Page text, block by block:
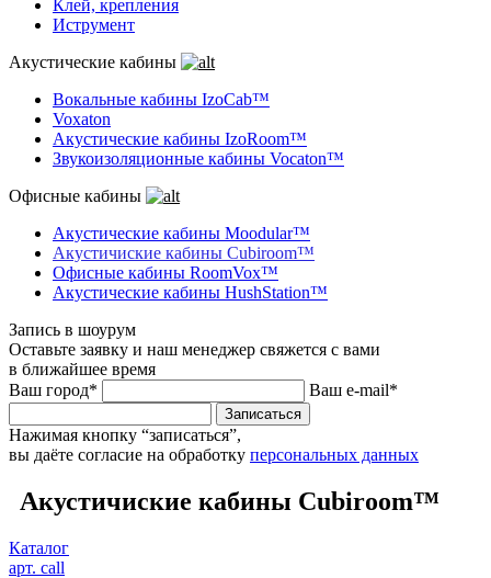
Клей, крепления
Иструмент
Акустические кабины
Вокальные кабины IzoCab™
Voxaton
Акустические кабины IzoRoom™
Звукоизоляционные кабины Vocaton™
Офисные кабины
Акустические кабины Moodular™
Акустичиские кабины Cubiroom™
Офисные кабины RoomVox™
Акустические кабины HushStation™
Запись в шоурум
Оставьте заявку и наш менеджер свяжется с вами
в ближайшее время
Ваш город*
Ваш e-mail*
Записаться
Нажимая кнопку “записаться”,
вы даёте согласие на обработку персональных данных
Акустичиские кабины Cubiroom™
Каталог
арт. call